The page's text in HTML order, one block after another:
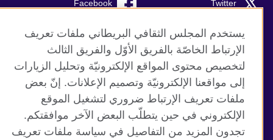
Facebook Twitter
YouTube RSS
TikTok
موقع المجلس الثقافي البريطاني العالمي
الخصوصية وشروط الاستخدام
يستخدم المجلس الثقافي البريطاني ملفات تعريف
الإرتباط الخاصّة بالفريق الأوّل والفريق الثالث
لتخصيص محتوى المواقع الإلكترونيّة وتحليل الزيارات
إلى مواقعنا الإلكترونيّة وتصميم الإعلانات. إنّ بعض
ملفات تعريف الإرتباط ضروري لتشغيل الموقع
الإلكتروني في حين يتطلّب البعض الآخر موافقتكم.
تجدون المزيد من التفاصيل في سياسة ملفات تعريف